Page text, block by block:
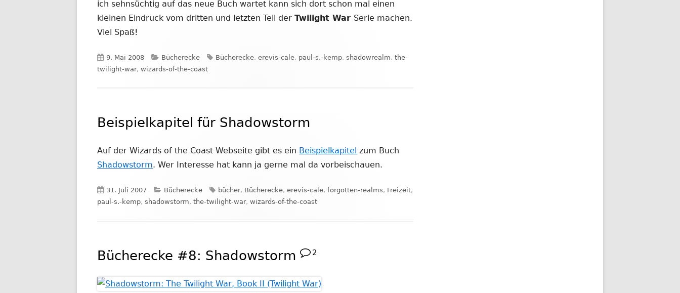
ich sehnsüchtig auf das neue Buch wartet kann sich dort schon mal einen
kleinen Eindruck vom dritten und letzten Teil der Twilight War Serie machen.
Viel Spaß!
Veröffentlicht
am
9. Mai 2008 Kategorien
Bücherecke Schlagwörter
Bücherecke, erevis-cale, paul-s.-kemp, shadowrealm, the-
twilight-war, wizards-of-the-coast
Beispielkapitel für Shadowstorm
Auf der Wizards of the Coast Webseite gibt es ein Beispielkapitel zum Buch
Shadowstorm. Wer Interesse hat kann ja gerne mal da vorbeischauen.
Veröffentlicht
am
31. Juli 2007 Kategorien
Bücherecke Schlagwörter
bücher, Bücherecke, erevis-cale, forgotten-realms, Freizeit,
paul-s.-kemp, shadowstorm, the-twilight-war, wizards-of-the-coast
Bücherecke #8: Shadowstorm 2